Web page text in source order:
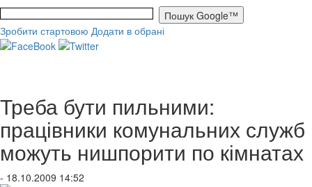
Зробити стартовою Додати в обрані
Треба бути пильними:
працівники комунальних служб
можуть нишпорити по кімнатах
- 18.10.2009 14:52